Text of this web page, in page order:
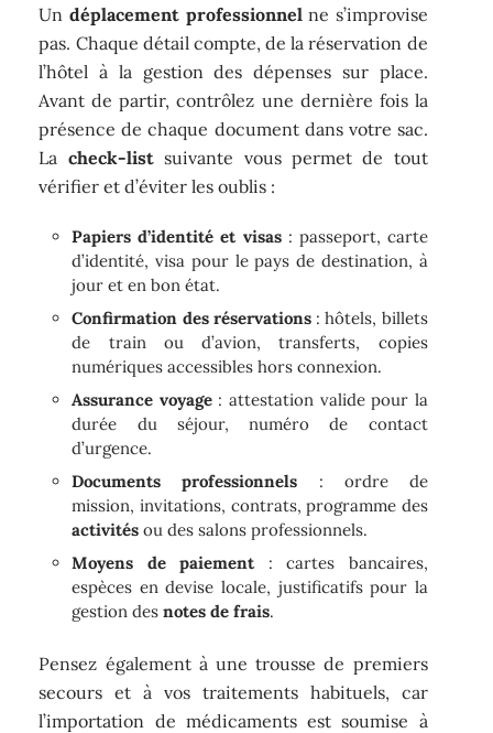
Un déplacement professionnelne s’improvise
pas. Chaque détail compte, de la réservation de
l’hôtel à la gestion des dépenses sur place.
Avant de partir, contrôlez une dernière fois la
présence de chaque document dans votre sac.
La check-listsuivante vous permet de tout
vérifier et d’éviter les oublis :
Papiers d’identité et visas: passeport, carte
d’identité, visa pour le pays de destination, à
jour et en bon état.
Confirmation des réservations: hôtels, billets
de train ou d’avion, transferts, copies
numériques accessibles hors connexion.
Assurance voyage: attestation valide pour la
durée du séjour, numéro de contact
d’urgence.
Documents professionnels : ordre de
mission, invitations, contrats, programme des
activités ou des salons professionnels.
Moyens de paiement: cartes bancaires,
espèces en devise locale, justificatifs pour la
gestion desnotes de frais.
Pensez également à une trousse de premiers
secours et à vos traitements habituels, car
l’importation de médicaments est soumise à